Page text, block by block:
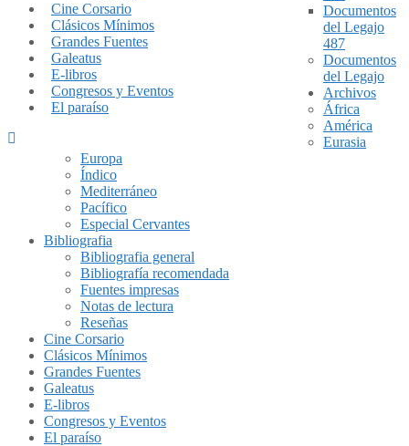
Cine Corsario
Clásicos Mínimos
Grandes Fuentes
Galeatus
E-libros
Congresos y Eventos
El paraíso
Documentos
del Legajo
487
Documentos
del Legajo
Archivos
África
América
Eurasia
Europa
Índico
Mediterráneo
Pacífico
Especial Cervantes
Bibliografia
Bibliografia general
Bibliografía recomendada
Fuentes impresas
Notas de lectura
Reseñas
Cine Corsario
Clásicos Mínimos
Grandes Fuentes
Galeatus
E-libros
Congresos y Eventos
El paraíso